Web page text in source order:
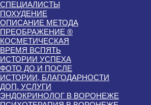
СПЕЦИАЛИСТЫ
ПОХУДЕНИЕ
ОПИСАНИЕ МЕТОДА
ПРЕОБРАЖЕНИЕ ®
КОСМЕТИЧЕСКАЯ
ВРЕМЯ ВСПЯТЬ
ИСТОРИИ УСПЕХА
ФОТО ДО И ПОСЛЕ
ИСТОРИИ, БЛАГОДАРНОСТИ
ДОП. УСЛУГИ
ЭНДОКРИНОЛОГ В ВОРОНЕЖЕ